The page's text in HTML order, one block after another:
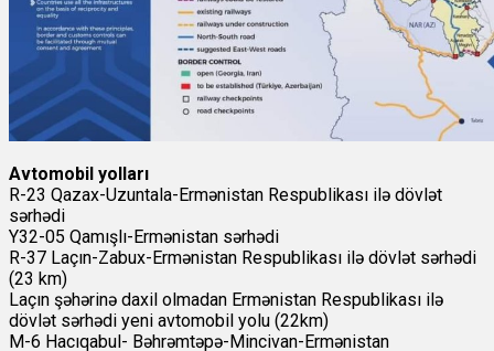
Avtomobil yolları
R-23 Qazax-Uzuntala-Ermənistan Respublikası ilə dövlət
sərhədi
Y32-05 Qamışlı-Ermənistan sərhədi
R-37 Laçın-Zabux-Ermənistan Respublikası ilə dövlət sərhədi
(23 km)
Laçın şəhərinə daxil olmadan Ermənistan Respublikası ilə
dövlət sərhədi yeni avtomobil yolu (22km)
M-6 Hacıqabul- Bəhrəmtəpə-Mincivan-Ermənistan